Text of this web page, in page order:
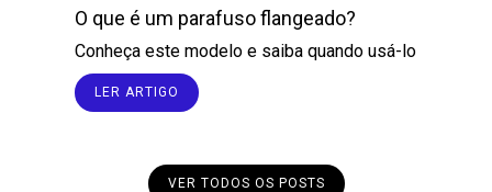
O que é um parafuso flangeado?
Conheça este modelo e saiba quando usá-lo
LER ARTIGO
VER TODOS OS POSTS